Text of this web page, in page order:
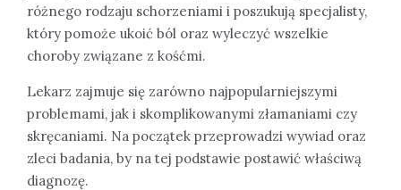
różnego rodzaju schorzeniami i poszukują specjalisty,
który pomoże ukoić ból oraz wyleczyć wszelkie
choroby związane z kośćmi.
Lekarz zajmuje się zarówno najpopularniejszymi
problemami, jak i skomplikowanymi złamaniami czy
skręcaniami. Na początek przeprowadzi wywiad oraz
zleci badania, by na tej podstawie postawić właściwą
diagnozę.